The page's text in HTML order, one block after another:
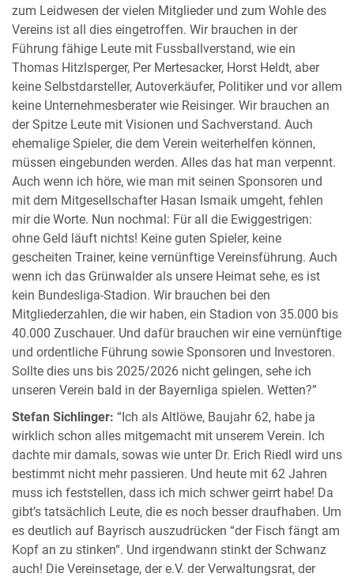
zum Leidwesen der vielen Mitglieder und zum Wohle des
Vereins ist all dies eingetroffen. Wir brauchen in der
Führung fähige Leute mit Fussballverstand, wie ein
Thomas Hitzlsperger, Per Mertesacker, Horst Heldt, aber
keine Selbstdarsteller, Autoverkäufer, Politiker und vor allem
keine Unternehmesberater wie Reisinger. Wir brauchen an
der Spitze Leute mit Visionen und Sachverstand. Auch
ehemalige Spieler, die dem Verein weiterhelfen können,
müssen eingebunden werden. Alles das hat man verpennt.
Auch wenn ich höre, wie man mit seinen Sponsoren und
mit dem Mitgesellschafter Hasan Ismaik umgeht, fehlen
mir die Worte. Nun nochmal: Für all die Ewiggestrigen:
ohne Geld läuft nichts! Keine guten Spieler, keine
gescheiten Trainer, keine vernünftige Vereinsführung. Auch
wenn ich das Grünwalder als unsere Heimat sehe, es ist
kein Bundesliga-Stadion. Wir brauchen bei den
Mitgliederzahlen, die wir haben, ein Stadion von 35.000 bis
40.000 Zuschauer. Und dafür brauchen wir eine vernünftige
und ordentliche Führung sowie Sponsoren und Investoren.
Sollte dies uns bis 2025/2026 nicht gelingen, sehe ich
unseren Verein bald in der Bayernliga spielen. Wetten?”
Stefan Sichlinger: “Ich als Altlöwe, Baujahr 62, habe ja
wirklich schon alles mitgemacht mit unserem Verein. Ich
dachte mir damals, sowas wie unter Dr. Erich Riedl wird uns
bestimmt nicht mehr passieren. Und heute mit 62 Jahren
muss ich feststellen, dass ich mich schwer geirrt habe! Da
gibt’s tatsächlich Leute, die es noch besser draufhaben. Um
es deutlich auf Bayrisch auszudrücken “der Fisch fängt am
Kopf an zu stinken“. Und irgendwann stinkt der Schwanz
auch! Die Vereinsetage, der e.V. der Verwaltungsrat, der